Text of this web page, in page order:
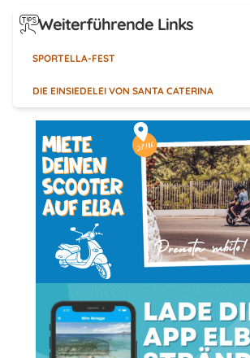
Weiterführende Links
SPORTELLA-FEST
DIE EINSIEDELEI VON SANTA CATERINA